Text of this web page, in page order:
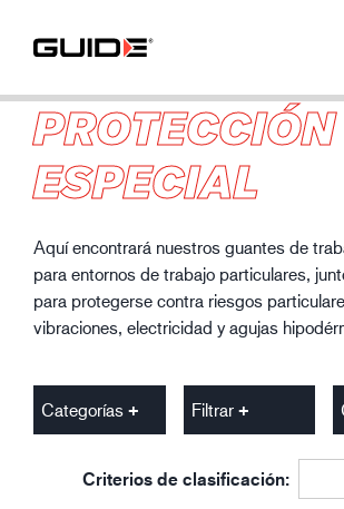
PROTECCIÓN
ESPECIAL
Aquí encontrará nuestros guantes de
para entornos de trabajo particulares,
para protegerse contra riesgos
vibraciones, electricidad y agujas
Categorías Filtrar
Criterios de clasificación: